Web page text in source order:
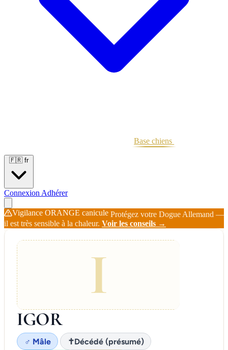
Base chiens
🇫🇷 fr
Connexion Adhérer
Vigilance ORANGE canicule Protégez votre Dogue Allemand —
il est très sensible à la chaleur. Voir les conseils →
I
IGOR
♂ Mâle ✝Décédé (présumé)